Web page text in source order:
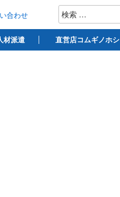
検
索:
合わせ
材派遣 直営店コムギノホシ